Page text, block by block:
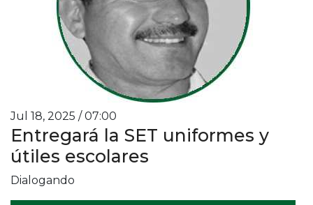
Jul 18, 2025 / 07:00
Entregará la SET uniformes y
útiles escolares
Dialogando